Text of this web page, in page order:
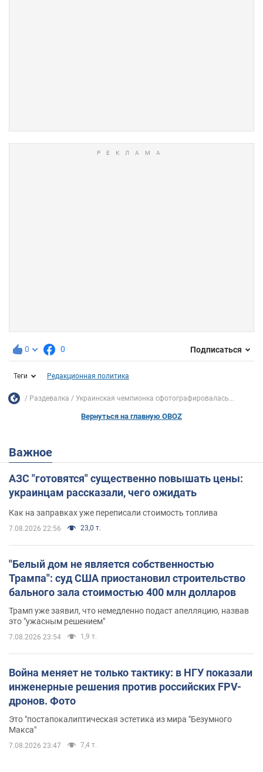
0 0 Подписаться
Теги Редакционная политика
Раздевалка Украинская чемпионка сфотографировалась...
Вернуться на главную OBOZ
Важное
АЗС "готовятся" существенно повышать цены:
украинцам рассказали, чего ожидать
Как на заправках уже переписали стоимость топлива
7.08.2026 22:56 23,0 т.
"Белый дом не является собственностью
Трампа": суд США приостановил строительство
бального зала стоимостью 400 млн долларов
Трамп уже заявил, что немедленно подаст апелляцию, назвав
это "ужасным решением"
7.08.2026 23:54 1,9 т.
Война меняет не только тактику: в НГУ показали
инженерные решения против российских FPV-
дронов. Фото
Это "постапокалиптическая эстетика из мира "Безумного
Макса"
7.08.2026 23:47 7,4 т.